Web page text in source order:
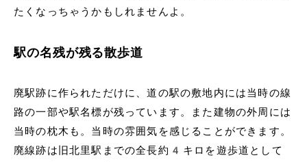
たくなっちゃうかもしれませんよ。
駅の名残が残る散歩道
廃駅跡に作られただけに、道の駅の敷地内には当時の線
路の一部や駅名標が残っています。また建物の外周には
当時の枕木も。当時の雰囲気を感じることができます。
廃線跡は旧北里駅までの全長約4キロを遊歩道として